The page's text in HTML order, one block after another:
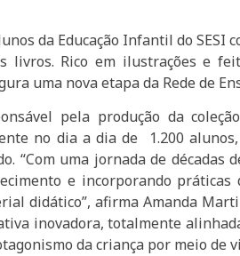
da Educação Infantil do SESI
livros. Rico em ilustrações e
uma nova etapa da Rede de
pela produção da
no dia a dia de 1.200
“Com uma jornada de
e incorporando
didático”, afirma Amanda
inovadora, totalmente
da criança por meio de